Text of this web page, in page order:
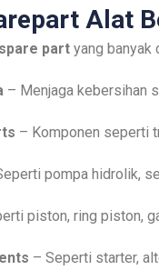
Alat
spare part yang banyak
– Menjaga kebersihan
– Komponen seperti
pompa hidrolik,
piston, ring piston,
– Seperti starter,